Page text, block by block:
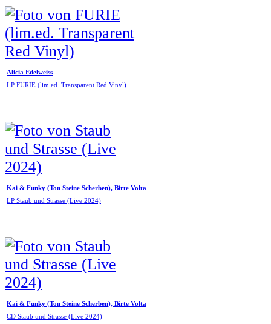
Alicia Edelweiss
LP FURIE (lim.ed. Transparent Red Vinyl)
Kai & Funky (Ton Steine Scherben), Birte Volta
LP Staub und Strasse (Live 2024)
Kai & Funky (Ton Steine Scherben), Birte Volta
CD Staub und Strasse (Live 2024)